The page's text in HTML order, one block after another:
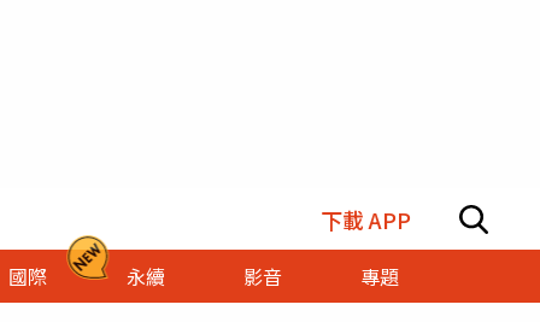
下載 APP
國際 永續 影音 專題